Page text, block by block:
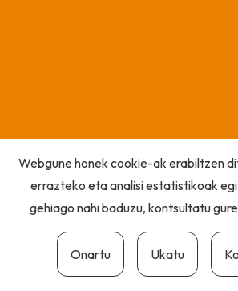
Webgune honek cookie-ak erabiltzen
errazteko eta analisi estatistikoak
gehiago nahi baduzu, kontsultatu gure
Onartu Ukatu